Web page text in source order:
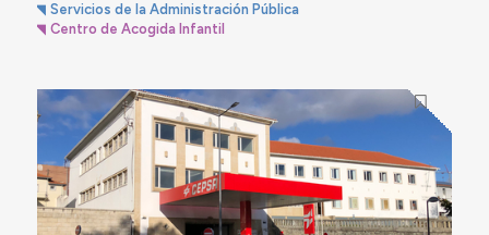
Servicios de la Administración Pública
Centro de Acogida Infantil